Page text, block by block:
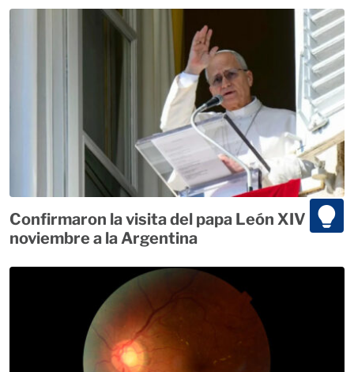
Confirmaron la visita del papa León XIV para
noviembre a la Argentina